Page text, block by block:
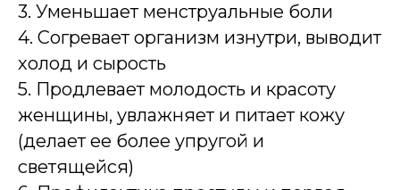
3. Уменьшает менструальные боли
4. Согревает организм изнутри, выводит
холод и сырость
5. Продлевает молодость и красоту
женщины, увлажняет и питает кожу
(делает ее более упругой и
светящейся)